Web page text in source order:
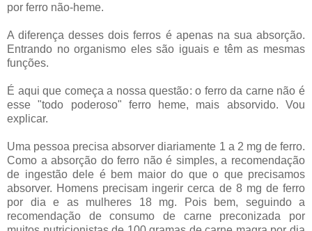
por ferro não-heme.
A diferença desses dois ferros é apenas na sua absorção.
Entrando no organismo eles são iguais e têm as mesmas
funções.
É aqui que começa a nossa questão: o ferro da carne não é
esse "todo poderoso" ferro heme, mais absorvido. Vou
explicar.
Uma pessoa precisa absorver diariamente 1 a 2 mg de ferro.
Como a absorção do ferro não é simples, a recomendação
de ingestão dele é bem maior do que o que precisamos
absorver. Homens precisam ingerir cerca de 8 mg de ferro
por dia e as mulheres 18 mg. Pois bem, seguindo a
recomendação de consumo de carne preconizada por